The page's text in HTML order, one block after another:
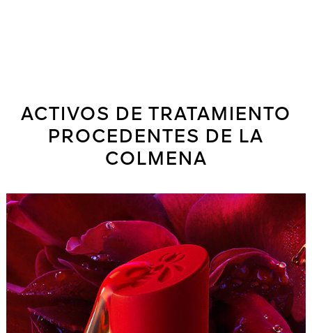
ACTIVOS DE TRATAMIENTO
PROCEDENTES DE LA
COLMENA